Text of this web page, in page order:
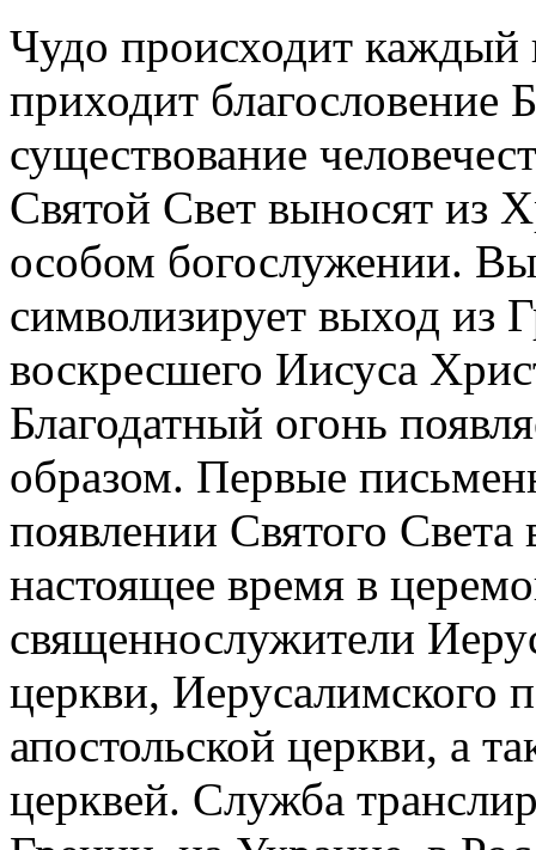
Чудо происходит каждый
приходит благословение
существование
Святой Свет выносят из
особом богослужении.
символизирует выход из
воскресшего Иисуса
Благодатный огонь
образом. Первые
появлении Святого
настоящее время в
священнослужители
церкви, Иерусалимского
апостольской церкви, а
церквей. Служба